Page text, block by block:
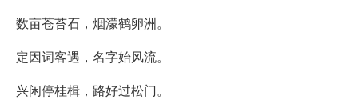
数亩苍苔石，烟濛鹤卵洲。
定因词客遇，名字始风流。
兴闲停桂楫，路好过松门。